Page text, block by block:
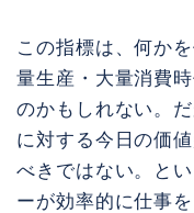
この指標は、何か
量生産・大量消費
のかもしれない。
に対する今日の価
べきではない。と
ーが効率的に仕事